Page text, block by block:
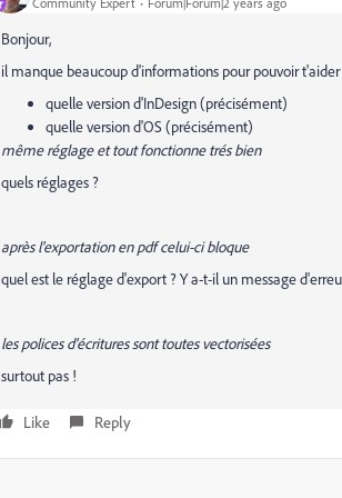
Bonjour,
il manque beaucoup d'informations pour pouvoir t'aider
quelle version d'InDesign (précisément)
quelle version d'OS (précisément)
même réglage et tout fonctionne trés bien
quels réglages ?
après l'exportation en pdf celui-ci bloque
quel est le réglage d'export ? Y a-t-il un message
les polices d'écritures sont toutes vectorisées
surtout pas !
Like Reply